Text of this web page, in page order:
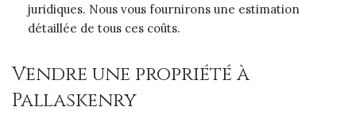
juridiques. Nous vous fournirons une estimation
détaillée de tous ces coûts.
Vendre une propriété à
Pallaskenry